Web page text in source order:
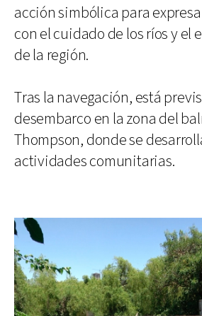
acción simbólica para
con el cuidado de los ríos y el
de la región.
Tras la navegación, está
desembarco en la zona del
Thompson, donde se
actividades comunitarias.